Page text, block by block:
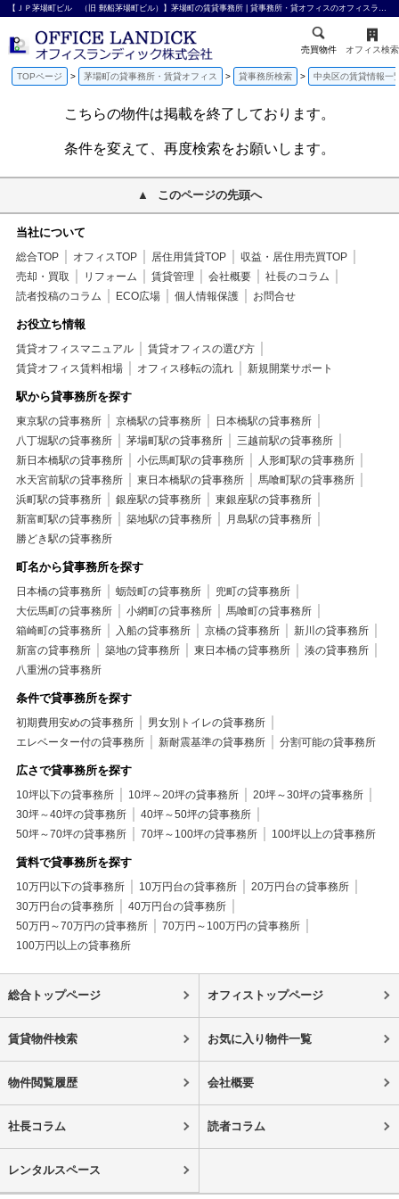
【ＪＰ茅場町ビル （旧 郵船茅場町ビル）】茅場町の賃貸事務所 | 貸事務所・貸オフィスのオフィスランディック株式会社
売買物件 オフィス検索
TOPページ 茅場町の貸事務所・賃貸オフィス 貸事務所検索 中央区の賃貸情報一
こちらの物件は掲載を終了しております。
条件を変えて、再度検索をお願いします。
このページの先頭へ
当社について
総合TOP オフィスTOP 居住用賃貸TOP
収益・居住用売買TOP
売却・買取
リフォーム 賃貸管理 会社概要
社長のコラム
読者投稿のコラム
ECO広場 個人情報保護 お問合せ
お役立ち情報
賃貸オフィスマニュアル
賃貸オフィスの選び方
賃貸オフィス賃料相場
オフィス移転の流れ 新規開業サポート
駅から貸事務所を探す
東京駅の貸事務所 京橋駅の貸事務所
日本橋駅の貸事務所
八丁堀駅の貸事務所
茅場町駅の貸事務所
三越前駅の貸事務所
新日本橋駅の貸事務所
小伝馬町駅の貸事務所
人形町駅の貸事務所
水天宮前駅の貸事務所
東日本橋駅の貸事務所
馬喰町駅の貸事務所
浜町駅の貸事務所
銀座駅の貸事務所
東銀座駅の貸事務所
新富町駅の貸事務所
築地駅の貸事務所
月島駅の貸事務所
勝どき駅の貸事務所
町名から貸事務所を探す
日本橋の貸事務所 蛎殻町の貸事務所
兜町の貸事務所
大伝馬町の貸事務所
小網町の貸事務所
馬喰町の貸事務所
箱崎町の貸事務所
入船の貸事務所 京橋の貸事務所
新川の貸事務所
新富の貸事務所
築地の貸事務所 東日本橋の貸事務所
湊の貸事務所
八重洲の貸事務所
条件で貸事務所を探す
初期費用安めの貸事務所
男女別トイレの貸事務所
エレベーター付の貸事務所
新耐震基準の貸事務所 分割可能の貸事務所
広さで貸事務所を探す
10坪以下の貸事務所 10坪～20坪の貸事務所
20坪～30坪の貸事務所
30坪～40坪の貸事務所
40坪～50坪の貸事務所
50坪～70坪の貸事務所
70坪～100坪の貸事務所 100坪以上の貸事務所
賃料で貸事務所を探す
10万円以下の貸事務所 10万円台の貸事務所
20万円台の貸事務所
30万円台の貸事務所
40万円台の貸事務所
50万円～70万円の貸事務所
70万円～100万円の貸事務所
100万円以上の貸事務所
総合トップページ オフィストップページ
賃貸物件検索 お気に入り物件一覧
物件閲覧履歴 会社概要
社長コラム 読者コラム
レンタルスペース